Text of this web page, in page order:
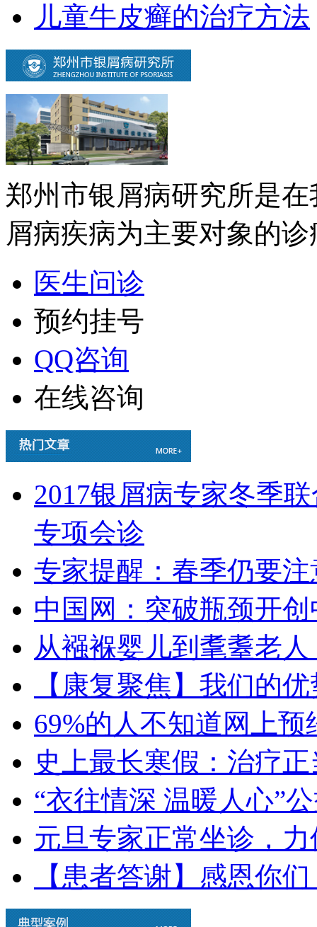
儿童牛皮癣的治疗方法
郑州市银屑病研究所是
屑病疾病为主要对象的
医生问诊
预约挂号
QQ咨询
在线咨询
2017银屑病专家冬季
专项会诊
专家提醒：春季仍要
中国网：突破瓶颈开
从襁褓婴儿到耄耋老
【康复聚焦】我们的
69%的人不知道网上
史上最长寒假：治疗
“衣往情深 温暖人心”
元旦专家正常坐诊，力
【患者答谢】感恩你